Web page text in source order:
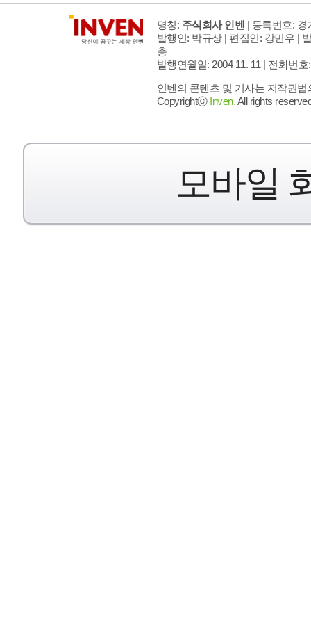
명칭: 주식회사 인벤 | 등록번호: 경
발행인: 박규상 | 편집인: 강민우 |
층
발행연월일: 2004 11. 11 | 전화번호
인벤의 콘텐츠 및 기사는 저작권
Copyrightⓒ Inven.All rights
모바일